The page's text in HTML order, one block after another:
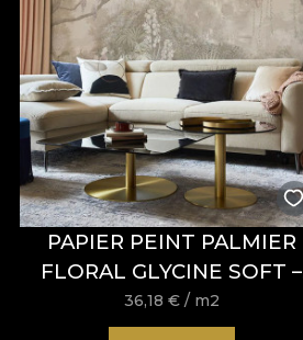
PAPIER PEINT PALMIER
FLORAL GLYCINE SOFT –
VLADILA
36,18 € / m2